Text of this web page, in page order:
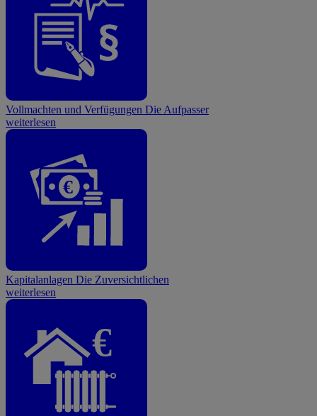
Vollmachten und Verfügungen Die Aufpasser
weiterlesen
€
Kapitalanlagen Die Zuversichtlichen
weiterlesen
€